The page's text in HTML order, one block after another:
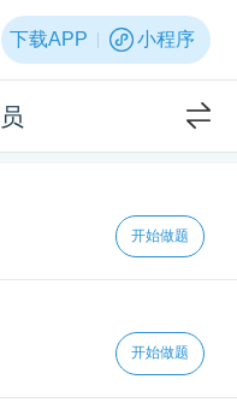
下载APP 小程序
开始做题
开始做题